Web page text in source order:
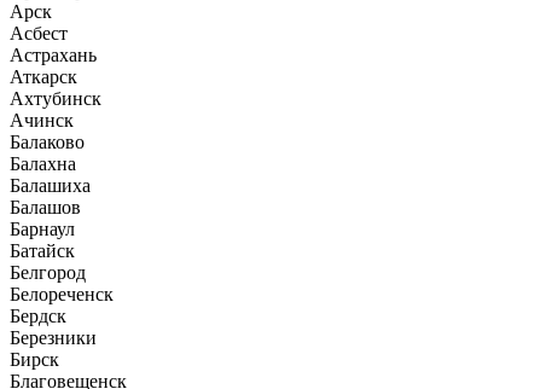
Арск
Асбест
Астрахань
Аткарск
Ахтубинск
Ачинск
Балаково
Балахна
Балашиха
Балашов
Барнаул
Батайск
Белгород
Белореченск
Бердск
Березники
Бирск
Благовещенск